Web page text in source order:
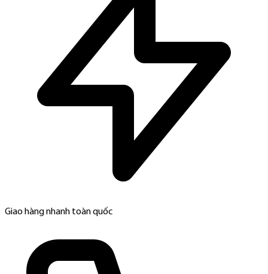
Giao hàng nhanh toàn quốc